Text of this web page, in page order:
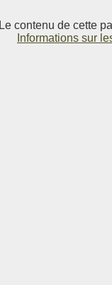
Le contenu de cette
Informations sur